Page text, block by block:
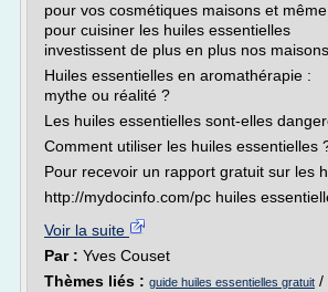
pour vos cosmétiques maisons et même
pour cuisiner les huiles essentielles
investissent de plus en plus nos
Huiles essentielles en aromathérapie :
mythe ou réalité ?
Les huiles essentielles sont-elles
Comment utiliser les huiles essentielles
Pour recevoir un rapport gratuit sur les
http://mydocinfo.com/pc huiles
Voir la suite
Par : Yves Couset
Thèmes liés : guide huiles essentielles gratuit /